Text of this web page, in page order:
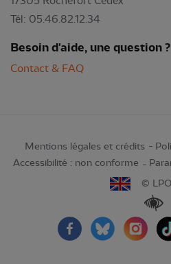
Tél: 05.46.82.12.34
Besoin d'aide, une question ?
Contact & FAQ
Mentions légales et crédits
Accessibilité : non conforme
©